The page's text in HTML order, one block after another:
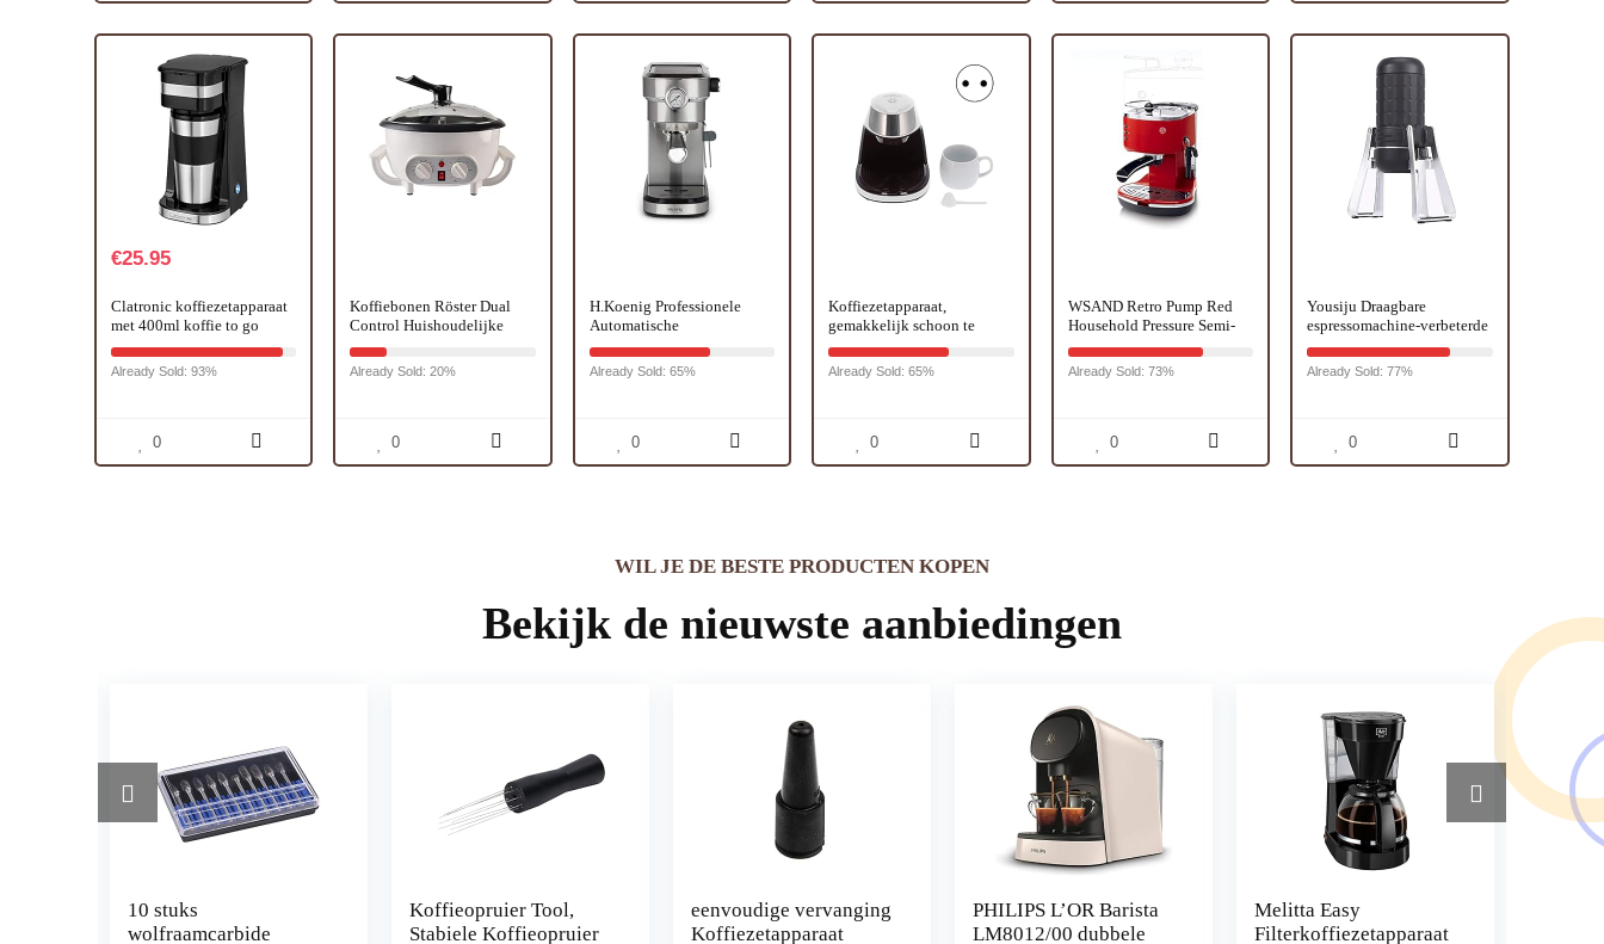
€25.95
Clatronic koffiezetapparaat
met 400ml koffie to go
beker | geschikt voor alle
standaard bekerhouders
(bijv. auto) |
koffiezetapparaat klein KA
3733
Already Sold: 93%
0
Koffiebonen Röster Dual
Control Huishoudelijke
Koffie Rooster 220V
Huishoudelijke Koffiebonen
Rooster met timer 1200W
Rooster Non Stick Pot
Bodem
Already Sold: 20%
0
H.Koenig Professionele
Automatische
Espressomachine EXP820,
15 Bar, Roestvrijstaal,
Draagbaar,
Barometerpomp,
Bekerwarmer, Stoompijpje,
Already Sold: 65%
0
Koffiezetapparaat,
gemakkelijk schoon te
maken Gereedschap voor
het zetten van koffie met
herbruikbare filter voor
restaurants(pink)
Already Sold: 65%
0
WSAND Retro Pump Red
Household Pressure Semi-
automatische Fancy Coffee
Machine Pump Druktype
Stainless Steel
Already Sold: 73%
0
Yousiju Draagbare
espressomachine-verbeterde
versie van mini-
espressomachine met
handheld espresso
Already Sold: 77%
0
WIL JE DE BESTE PRODUCTEN KOPEN
Bekijk de nieuwste aanbiedingen
10 stuks
wolfraamcarbide
Koffieopruier Tool,
Stabiele Koffieopruier
eenvoudige vervanging
Koffiezetapparaat
PHILIPS L’OR Barista
LM8012/00 dubbele
Melitta Easy
Filterkoffiezetapparaat